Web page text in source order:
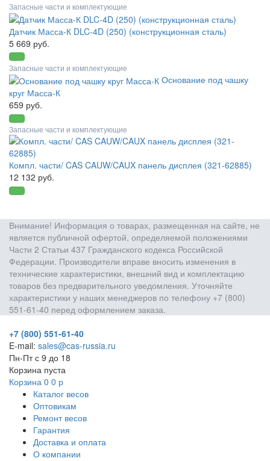
Запасные части и комплектующие
Датчик Масса-К DLC-4D (250) (конструкционная сталь)
5 669 руб.
Запасные части и комплектующие
Основание под чашку
круг Масса-К
659 руб.
Запасные части и комплектующие
Компл. части/ CAS CAUW/CAUX панель дисплея (321-62885)
12 132 руб.
Внимание! Информация о товарах, размещенная на сайте, не
является публичной офертой, определяемой положениями
Части 2 Статьи 437 Гражданского кодекса Российской
Федерации. Производители вправе вносить изменения в
технические характеристики, внешний вид и комплектацию
товаров без предварительного уведомления. Уточняйте
характеристики у наших менеджеров по телефону +7 (800)
551-61-40 перед оформлением заказа.
+7 (800) 551-61-40
E-mail: sales@cas-russia.ru
Пн-Пт с 9 до 18
Корзина пуста
Корзина 0 0 р
Каталог весов
Оптовикам
Ремонт весов
Гарантия
Доставка и оплата
О компании